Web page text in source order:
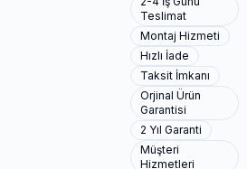
Teslimat
Montaj Hizmeti
Hızlı İade
Taksit İmkanı
Orjinal Ürün
Garantisi
2 Yıl Garanti
Müşteri
Hizmetleri